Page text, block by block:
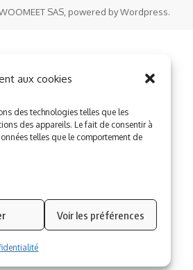
aux cookies
des technologies telles que les
des appareils. Le fait de consentir à
telles que le comportement de
Voir les préférences
SAS, powered by Wordpress.